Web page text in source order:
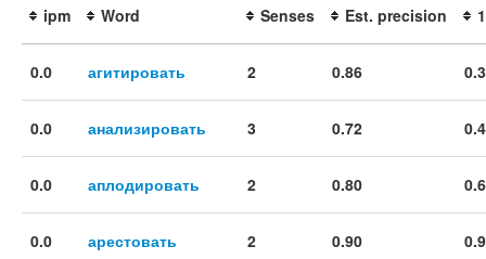
ipm Word Senses Est. precision
0.0 агитировать 2 0.86
0.0 анализировать 3 0.72
0.0 аплодировать 2 0.80
0.0 арестовать 2 0.90